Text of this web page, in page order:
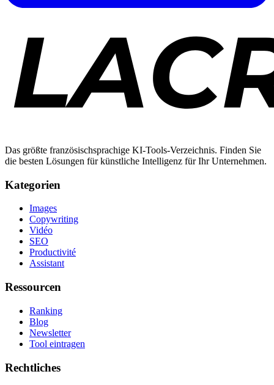
Das größte französischsprachige KI-Tools-Verzeichnis. Finden Sie
die besten Lösungen für künstliche Intelligenz für Ihr Unternehmen.
Kategorien
Images
Copywriting
Vidéo
SEO
Productivité
Assistant
Ressourcen
Ranking
Blog
Newsletter
Tool eintragen
Rechtliches